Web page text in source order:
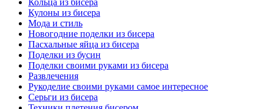
Кулоны из бисера
Мода и стиль
Новогодние поделки из бисера
Пасхальные яйца из бисера
Поделки из бусин
Поделки своими руками из бисера
Развлечения
Рукоделие своими руками самое интересное
Серьги из бисера